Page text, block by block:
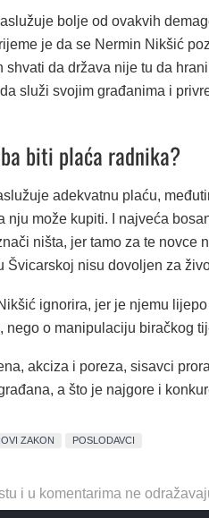
bolje od ovakvih
je da se Nermin Nikšić
shvati da država nije tu da
služi svojim građanima i
biti plaća radnika?
adekvatnu plaću,
nju može kupiti. I najveća
ništa, jer tamo za te novce
Švicarskoj nisu dovoljen za
ignorira, jer je njemu
nego o manipulaciju biračkog
akciza i poreza, sisavci
a što je najgore i
ZAKON POSLODAVCI
i u komentarima ne